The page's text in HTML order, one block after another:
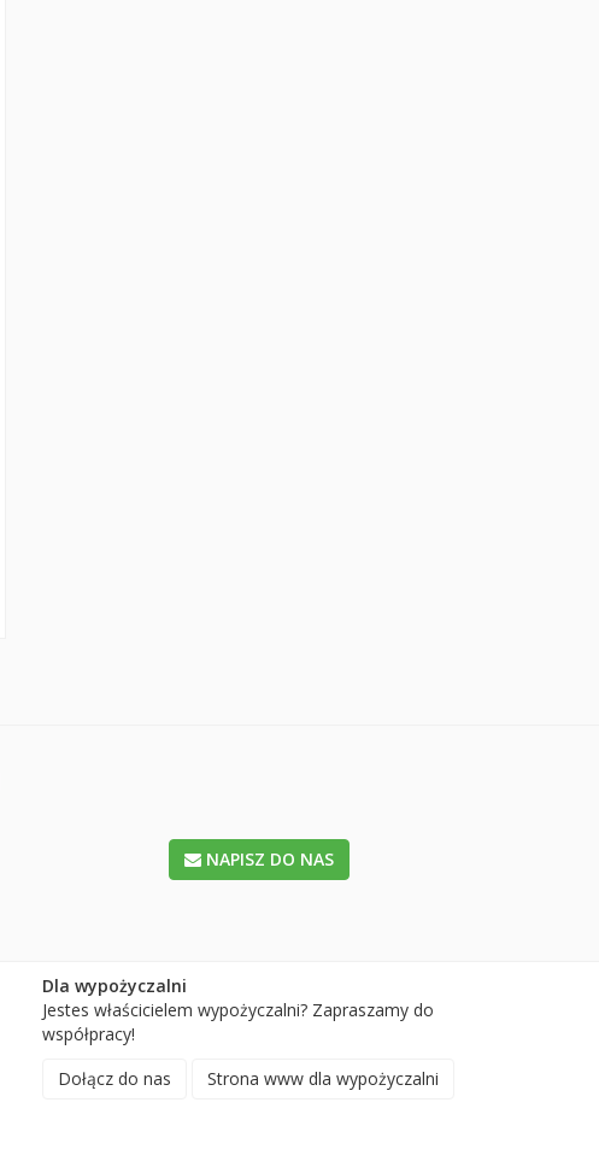
NAPISZ DO NAS
Dla wypożyczalni
Jestes właścicielem wypożyczalni? Zapraszamy do
współpracy!
Dołącz do nas
Strona www dla wypożyczalni